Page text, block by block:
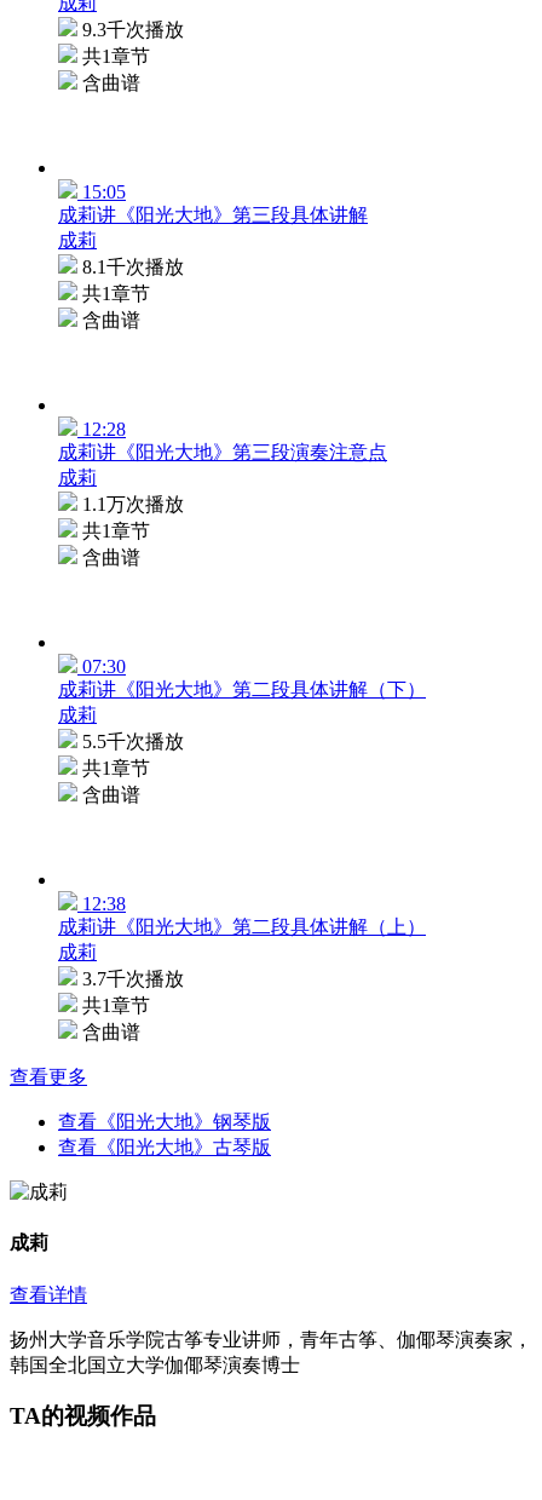
9.3千次播放
共1章节
含曲谱
15:05
成莉讲《阳光大地》第三段具体讲解
成莉
8.1千次播放
共1章节
含曲谱
12:28
成莉讲《阳光大地》第三段演奏注意点
成莉
1.1万次播放
共1章节
含曲谱
07:30
成莉讲《阳光大地》第二段具体讲解（下）
成莉
5.5千次播放
共1章节
含曲谱
12:38
成莉讲《阳光大地》第二段具体讲解（上）
成莉
3.7千次播放
共1章节
含曲谱
查看更多
查看《阳光大地》钢琴版
查看《阳光大地》古琴版
成莉
查看详情
扬州大学音乐学院古筝专业讲师，青年古筝、伽倻琴演奏家，
韩国全北国立大学伽倻琴演奏博士
TA的视频作品